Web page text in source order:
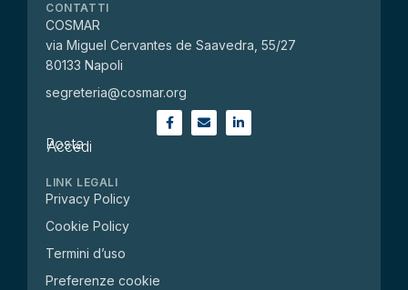
CONTATTI
COSMAR
via Miguel Cervantes de Saavedra, 55/27
80133 Napoli
segreteria@cosmar.org
Posta
Accedi
LINK LEGALI
Privacy Policy
Cookie Policy
Termini d’uso
Preferenze cookie